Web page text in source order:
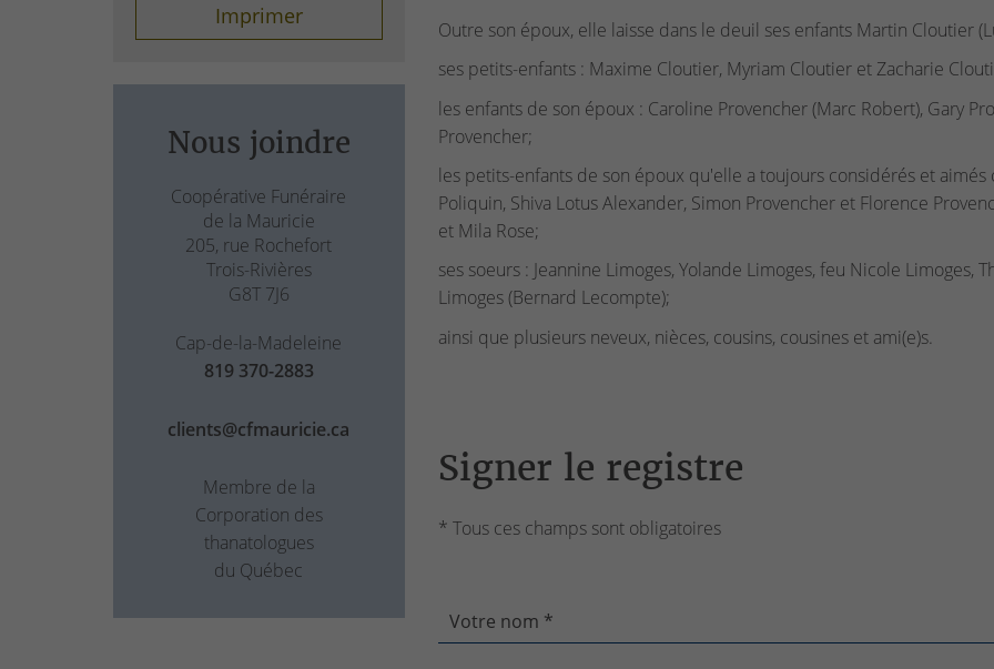
Imprimer
Nous joindre
Coopérative Funéraire
de la Mauricie
205, rue Rochefort
Trois-Rivières
G8T 7J6
Cap-de-la-Madeleine
819 370-2883
clients@cfmauricie.ca
Membre de la
Corporation des
thanatologues
du Québec
Outre son époux, elle laisse dans le deuil ses enfants Martin Cloutier
ses petits-enfants : Maxime Cloutier, Myriam Cloutier et Zacharie
les enfants de son époux : Caroline Provencher (Marc Robert), Gary
Provencher;
les petits-enfants de son époux qu'elle a toujours considérés et
Poliquin, Shiva Lotus Alexander, Simon Provencher et Florence
et Mila Rose;
ses soeurs : Jeannine Limoges, Yolande Limoges, feu Nicole Limoges,
Limoges (Bernard Lecompte);
ainsi que plusieurs neveux, nièces, cousins, cousines et ami(e)s.
Signer le registre
* Tous ces champs sont obligatoires
Votre nom *